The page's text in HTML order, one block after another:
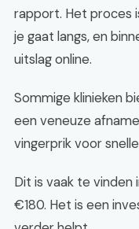
rapport. Het proces
je gaat langs, en
uitslag online.
Sommige klinieken
een veneuze
vingerprik voor
Dit is vaak te
€180. Het is een